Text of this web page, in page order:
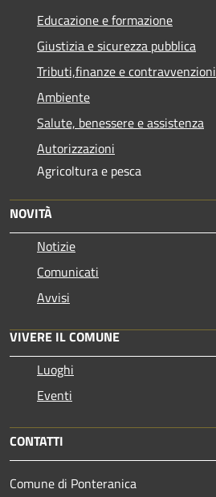
Educazione e formazione
Giustizia e sicurezza pubblica
Tributi,finanze e contravvenzioni
Ambiente
Salute, benessere e assistenza
Autorizzazioni
Agricoltura e pesca
NOVITÀ
Notizie
Comunicati
Avvisi
VIVERE IL COMUNE
Luoghi
Eventi
CONTATTI
Comune di Ponteranica